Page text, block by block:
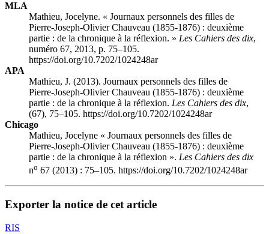
MLA
Mathieu, Jocelyne. « Journaux personnels des filles de
Pierre‑Joseph‑Olivier Chauveau (1855-1876) : deuxième
partie : de la chronique à la réflexion. » Les Cahiers des dix,
numéro 67, 2013, p. 75–105.
https://doi.org/10.7202/1024248ar
APA
Mathieu, J. (2013). Journaux personnels des filles de
Pierre‑Joseph‑Olivier Chauveau (1855-1876) : deuxième
partie : de la chronique à la réflexion. Les Cahiers des dix,
(67), 75–105. https://doi.org/10.7202/1024248ar
Chicago
Mathieu, Jocelyne « Journaux personnels des filles de
Pierre‑Joseph‑Olivier Chauveau (1855-1876) : deuxième
partie : de la chronique à la réflexion ». Les Cahiers des dix
no 67 (2013) : 75–105. https://doi.org/10.7202/1024248ar
Exporter la notice de cet article
RIS